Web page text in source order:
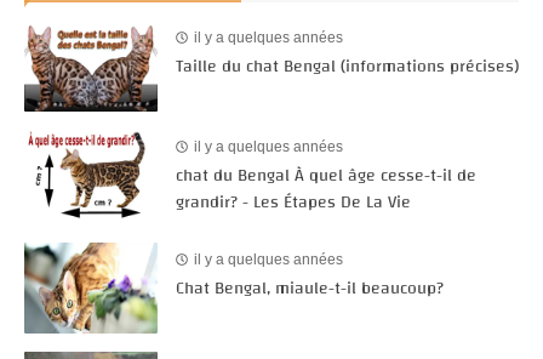
il y a quelques années
Taille du chat Bengal (informations précises)
il y a quelques années
chat du Bengal À quel âge cesse-t-il de
grandir? - Les Étapes De La Vie
il y a quelques années
Chat Bengal, miaule-t-il beaucoup?